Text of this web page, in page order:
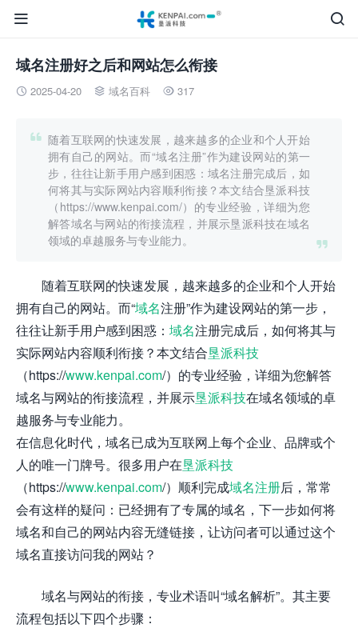


域名注册好之后和网站怎么衔接
 2025-04-20  域名百科  317


随着互联网的快速发展，越来越多的企业和个人开始
拥有自己的网站。而“域名注册”作为建设网站的第一
步，往往让新手用户感到困惑：域名注册完成后，如
何将其与实际网站内容顺利衔接？本文结合垦派科技
（https://www.kenpai.com/）的专业经验，详细为您
解答域名与网站的衔接流程，并展示垦派科技在域名
领域的卓越服务与专业能力。
随着互联网的快速发展，越来越多的企业和个人开始
拥有自己的网站。而“域名注册”作为建设网站的第一步，
往往让新手用户感到困惑： 域名注册完成后，如何将其与
实际网站内容顺利衔接？本文结合垦派科技
（https://www.kenpai.com/）的专业经验，详细为您解答
域名与网站的衔接流程，并展示垦派科技在域名领域的卓
越服务与专业能力。
在信息化时代，域名已成为互联网上每个企业、品牌或个
人的唯一门牌号。很多用户在垦派科技
（https://www.kenpai.com/）顺利完成域名注册后，常常
会有这样的疑问：已经拥有了专属的域名，下一步如何将
域名和自己的网站内容无缝链接，让访问者可以通过这个
域名直接访问我的网站？
域名与网站的衔接，专业术语叫“域名解析”。其主要
流程包括以下四个步骤：